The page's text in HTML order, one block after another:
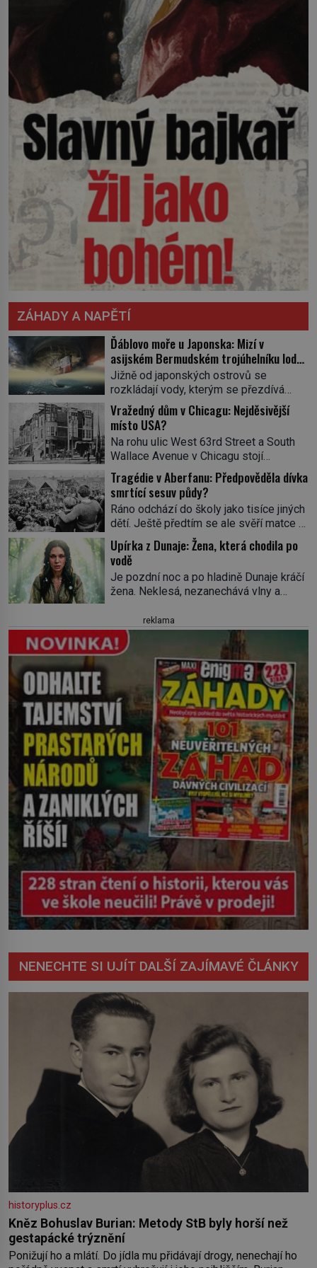
ZÁHADY A NAPĚTÍ
Ďáblovo moře u Japonska: Mizí v
asijském Bermudském trojúhelníku lodě
ve spárech neznámé síly?
Jižně od japonských ostrovů se
rozkládají vody, kterým se přezdívá
Ďáblovo moře. Vypráví se o lodích
mizejících beze stopy, podivných
světlech, zrádných proudech i mořských
dracích, kteří měli tyto končiny střežit už
v dávných legendách. Je tichomořský
Dračí trojúhelník skutečně prokletým
místem, nebo se zde jen nebezpečná
příroda proměnila v jednu z
nejpůsobivějších námořních záhad? […]
Vražedný dům v Chicagu: Nejděsivější
místo USA?
Na rohu ulic West 63rd Street a South
Wallace Avenue v Chicagu stojí
nenápadná pošta. Nemá žádný speciální
nápis ani pamětní desku. A přesto prý
místní zaměstnanci neradi chodí do
sklepa. Právě tady totiž sídlil sériový
vrah H. H. Holmes a také
nejpropracovanější past na lidi
v dějinách americké kriminalistiky.
Herman Webster Mudgett (1861–1896)
přijíždí […]
Tragédie v Aberfanu: Předpověděla dívka
smrtící sesuv půdy?
Ráno odchází do školy jako tisíce jiných
dětí. Ještě předtím se ale svěří matce s
podivným snem. Ve škole, kterou dobře
zná, tentokrát nevidí budovu ani
spolužáky. Místo nich se před ní tyčí
cosi temného. O několik hodin později je
mrtvá. Mohla devítiletá Zahlédla vlastní
vesnice Aberfan […]
Upírka z Dunaje: Žena, která chodila po
vodě
Je pozdní noc a po hladině Dunaje kráčí
žena. Neklesá, nezanechává vlny a
pod ní byla dlažbou. Muž, který ji z
břehu pozoruje, ji údajně poznává, jenže
Ruža Vlajna má být v tu chvíli mrtvá celé
století. Vesnice Kisiljevo v
severovýchodním Srbsku má s upíry
nevyřízené účty. […]
reklama
NENECHTE SI UJÍT DALŠÍ ZAJÍMAVÉ ČLÁNKY
historyplus.cz
Kněz Bohuslav Burian: Metody StB byly horší než
gestapácké trýznění
Ponižují ho a mlátí. Do jídla mu přidávají drogy, nenechají ho